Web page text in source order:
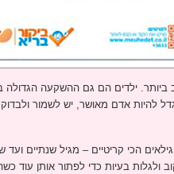
ילדים הם גם ההשקעה הגדולה
להיות אדם מאושר, יש לשמור
הכי קריטיים – מגיל שנתיים
ולגלות בעיות כדי לפתור אותן עוד